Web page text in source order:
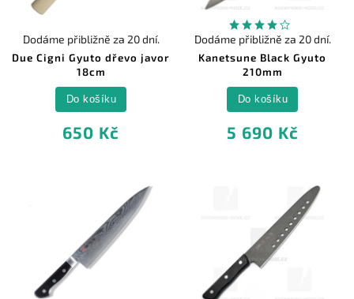
Due Cigni Gyuto dřevo javor
18cm
Dodáme přibližně za 20 dní.
650 Kč
Do košíku
Kanetsune Black Gyuto
210mm
Dodáme přibližně za 20 dní.
5 690 Kč
Do košíku